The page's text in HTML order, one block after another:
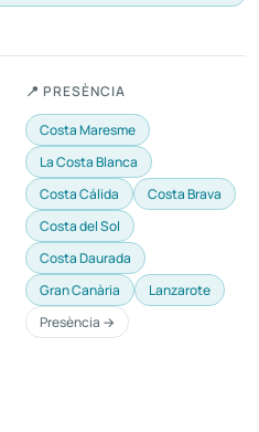
📍 PRESÈNCIA
Costa Maresme
La Costa Blanca
Costa Cálida
Costa Brava
Costa del Sol
Costa Daurada
Gran Canària
Lanzarote
Presència →